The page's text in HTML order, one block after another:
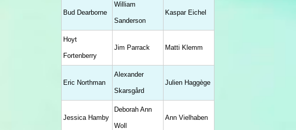
Bud Dearborne
William
Sanderson
Kaspar Eichel
Hoyt
Fortenberry
Jim Parrack Matti Klemm
Eric Northman
Alexander
Skarsgård
Julien Haggège
Jessica Hamby
Deborah Ann
Woll
Ann Vielhaben